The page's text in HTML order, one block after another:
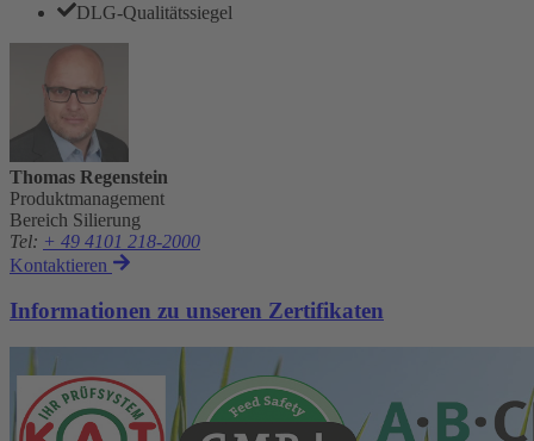
DLG-Qualitätssiegel
Thomas Regenstein
Produktmanagement
Bereich Silierung
Tel: + 49 4101 218-2000
Kontaktieren
Informationen zu unseren Zertifikaten